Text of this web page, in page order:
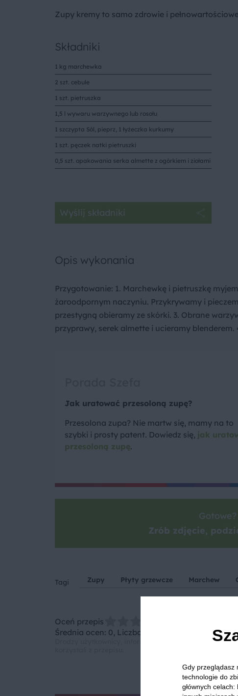
Zupy kremy to samo zdrowie i
Składniki
1 kg marchewka
2 szt. cebule
1 szt. pietruszka
1,5 l wywaru warzywnego lub rosołu
1 szczypta Sól, pieprz, 1 łyżeczka kurkumy
1 szt. pęczek natki pietruszki
0,5 szt. opakowania serka almette z ogórkiem i ziołami
Wyślij składniki
Opis wykonania
Przygotowanie: 1. Marchewkę i pietruszkę
żaroodpornym naczyniu. Przykrywamy i
przestygną obieramy ze skórki. 3. Obrane
przyprawy, serek almette i ucieramy
Jak uratować przesoloną zupę?
Przesolona zupa? Nie martw się, mamy na to
szybki i prosty patent. Dowiedz się, jak
przesoloną zupę.
Zrób zdjęcie,
Tagi Zupy Płyty grzewcze Marchew
Oceń przepis
Średnia ocen: 0, Liczba ocen: 0
Drodzy użytkownicy, informujemy, że nie możemy
Gdy przeglądasz
technologie do
głównych